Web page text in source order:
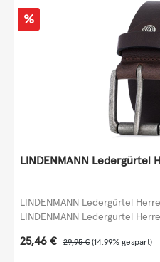
Rabatt
%
LINDENMANN Ledergürtel
LINDENMANN Ledergürtel
LINDENMANN Ledergürtel
Verkaufspreis:
25,46 € Regulärer Preis:
29,95 € (14.99% gespart)